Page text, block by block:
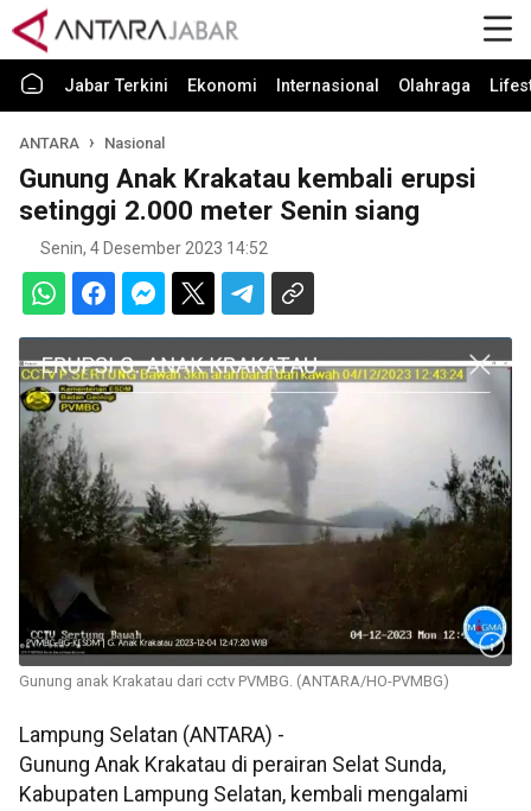
Jabar Terkini Ekonomi Internasional Olahraga
ANTARA Nasional
Gunung Anak Krakatau kembali erupsi
setinggi 2.000 meter Senin siang
Senin, 4 Desember 2023 14:52
Gunung anak Krakatau dari cctv PVMBG. (ANTARA/HO-PVMBG)
Lampung Selatan (ANTARA) -
Gunung Anak Krakatau di perairan Selat Sunda,
Kabupaten Lampung Selatan, kembali mengalami